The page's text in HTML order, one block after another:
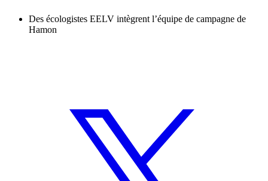
Des écologistes EELV intègrent l’équipe de campagne de
Hamon